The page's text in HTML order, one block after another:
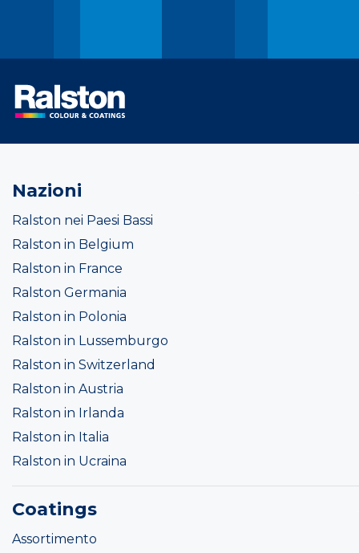
Nazioni
Ralston nei Paesi Bassi
Ralston in Belgium
Ralston in France
Ralston Germania
Ralston in Polonia
Ralston in Lussemburgo
Ralston in Switzerland
Ralston in Austria
Ralston in Irlanda
Ralston in Italia
Ralston in Ucraina
Coatings
Assortimento